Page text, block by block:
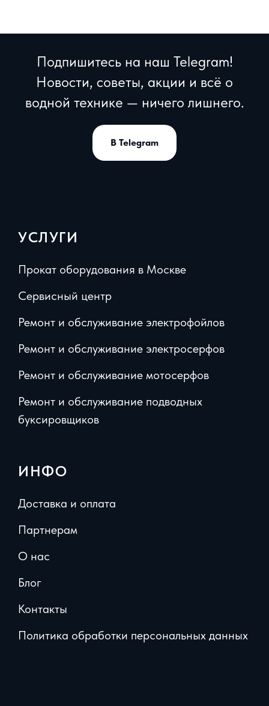
Подпишитесь на наш Telegram!
Новости, советы, акции и всё о
водной технике — ничего лишнего.
В Telegram
УСЛУГИ
Прокат оборудования в Москве
Сервисный центр
Ремонт и обслуживание электрофойлов
Ремонт и обслуживание электросерфов
Ремонт и обслуживание мотосерфов
Ремонт и обслуживание подводных
буксировщиков
ИНФО
Доставка и оплата
Партнерам
О нас
Блог
Контакты
Политика обработки персональных данных